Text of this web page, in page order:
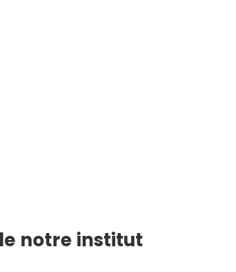
notre institut